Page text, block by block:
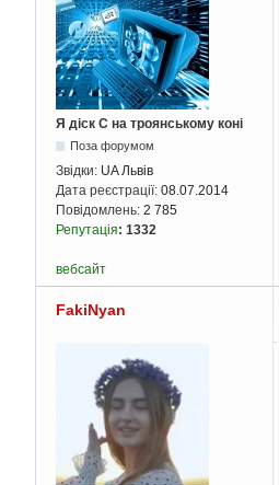
Я діск С на троянському коні
Поза форумом
Звідки: UA Львів
Дата реєстрації: 08.07.2014
Повідомлень: 2 785
Репутація: 1332
вебсайт
FakiNyan